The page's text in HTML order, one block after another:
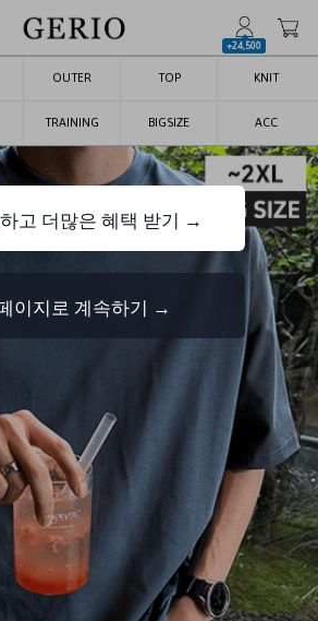
+24,500
OUTER TOP KNIT
TRAINING BIGSIZE ACC
고 더많은 혜택 받기 →
이지로 계속하기 →